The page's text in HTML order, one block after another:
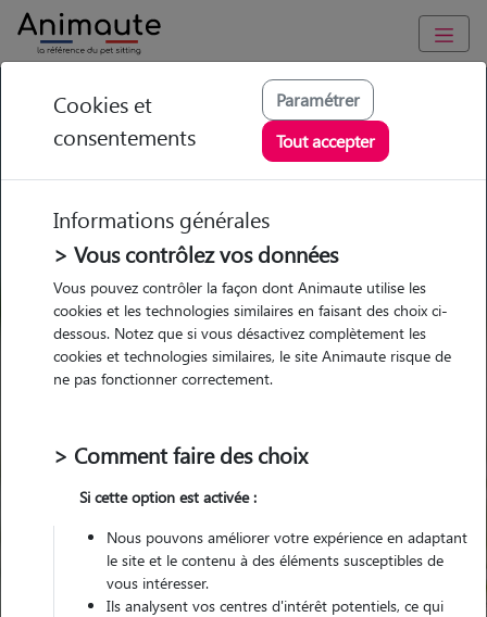
GARDE ANIMAUX à Yvetot : Garde chien et chat en famille ou
à domicile, visites et promenades
Trouvez une garde animaux à
Yvetot
Parmi nos 21 pet-sitters à Yvetot
Garde
chez le Pet Sitter
Garde
chez le Pet Sitter
Pour quel animal ?
Cookies et
consentements
Paramétrer
Tout accepter
Informations générales
> Vous contrôlez vos données
Vous pouvez contrôler la façon dont Animaute utilise les
cookies et les technologies similaires en faisant des choix ci-
dessous. Notez que si vous désactivez complètement les
cookies et technologies similaires, le site Animaute risque de
ne pas fonctionner correctement.
> Comment faire des choix
Si cette option est activée :
Nous pouvons améliorer votre expérience en adaptant
le site et le contenu à des éléments susceptibles de
vous intéresser.
Ils analysent vos centres d'intérêt potentiels, ce qui